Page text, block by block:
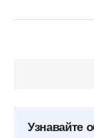
Узнавайте